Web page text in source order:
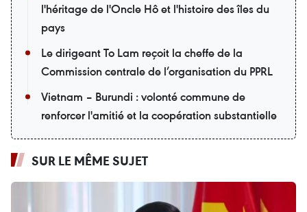
l'héritage de l'Oncle Hô et l'histoire des îles du
pays
Le dirigeant To Lam reçoit la cheffe de la
Commission centrale de l’organisation du PPRL
Vietnam – Burundi : volonté commune de
renforcer l'amitié et la coopération substantielle
SUR LE MÊME SUJET